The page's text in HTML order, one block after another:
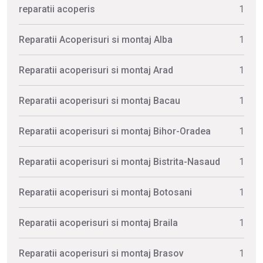
reparatii acoperis 1
Reparatii Acoperisuri si montaj Alba 1
Reparatii acoperisuri si montaj Arad 1
Reparatii acoperisuri si montaj Bacau 1
Reparatii acoperisuri si montaj Bihor-Oradea 1
Reparatii acoperisuri si montaj Bistrita-Nasaud 1
Reparatii acoperisuri si montaj Botosani 1
Reparatii acoperisuri si montaj Braila 1
Reparatii acoperisuri si montaj Brasov 1